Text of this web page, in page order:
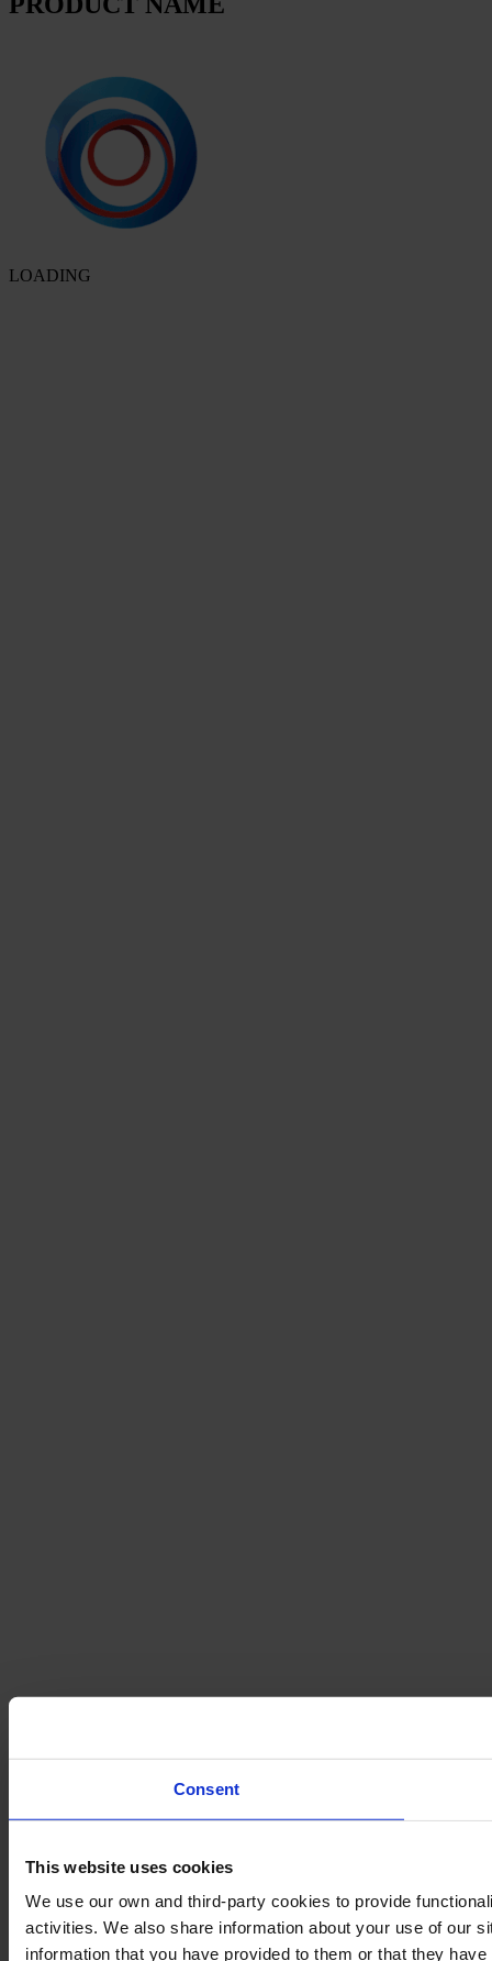
Consent
This website uses cookies
We use our own and third-party cookies to provide
activities. We also share information about your use of our
information that you have provided to them or that they
LOADING